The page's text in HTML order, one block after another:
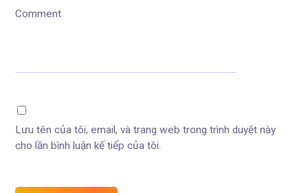
Comment
Lưu tên của tôi, email, và trang web trong trình duyệt này
cho lần bình luận kế tiếp của tôi.